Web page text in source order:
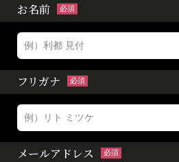
お名前 必須
フリガナ 必須
メールアドレス 必須